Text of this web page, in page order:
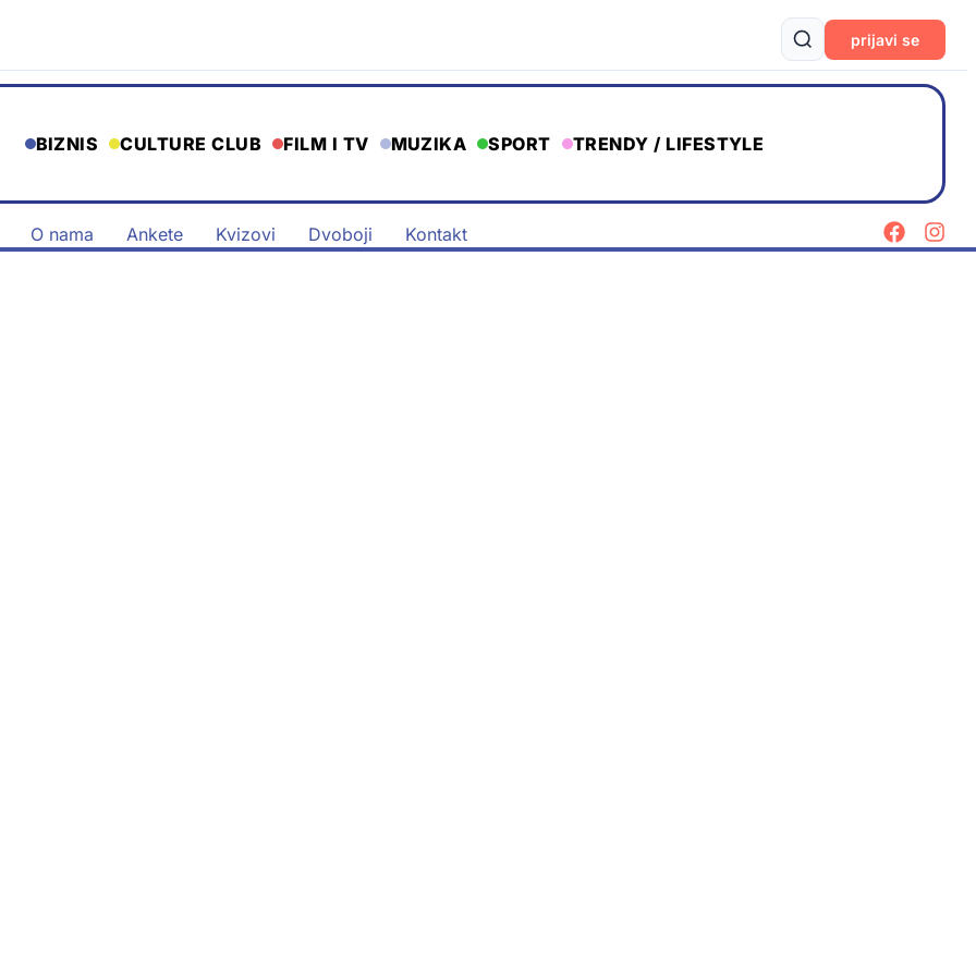
prijavi se
BIZNIS CULTURE CLUB FILM I TV MUZIKA SPORT TRENDY / LIFESTYLE
O nama Ankete Kvizovi Dvoboji Kontakt